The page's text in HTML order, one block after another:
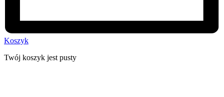
Koszyk
Twój koszyk jest pusty